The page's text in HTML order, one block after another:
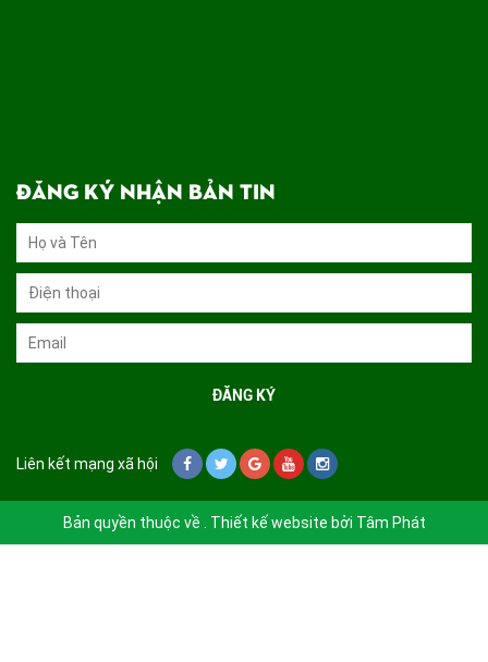
ĐĂNG KÝ NHẬN BẢN TIN
Liên kết mạng xã hội
Bản quyền thuộc về . Thiết kế website bởi Tâm Phát